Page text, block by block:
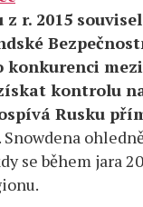
r. 2015
konkurenci
kontrolu
Rusku
se během jara